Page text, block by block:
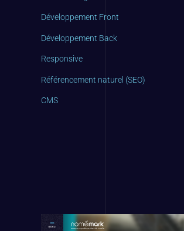
Développement Front
Développement Back
Responsive
Référencement naturel (SEO)
CMS